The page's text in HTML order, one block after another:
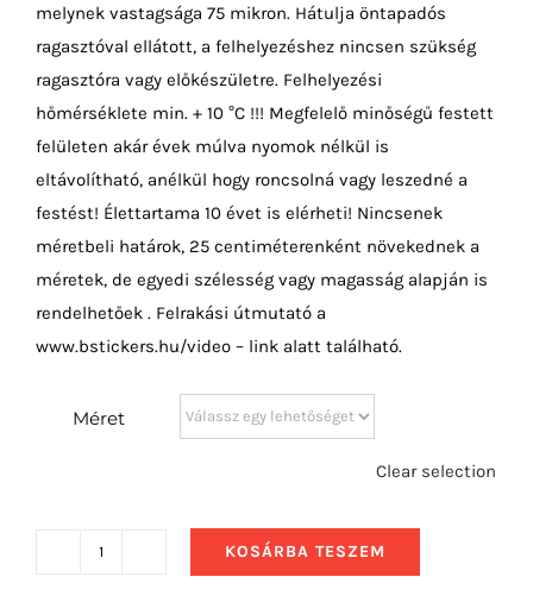
melynek vastagsága 75 mikron. Hátulja öntapadós
ragasztóval ellátott, a felhelyezéshez nincsen szükség
ragasztóra vagy előkészületre. Felhelyezési
hőmérséklete min. + 10 °C !!! Megfelelő minőségű festett
felületen akár évek múlva nyomok nélkül is
eltávolítható, anélkül hogy roncsolná vagy leszedné a
festést! Élettartama 10 évet is elérheti! Nincsenek
méretbeli határok, 25 centiméterenként növekednek a
méretek, de egyedi szélesség vagy magasság alapján is
rendelhetőek . Felrakási útmutató a
www.bstickers.hu/video – link alatt található.
Méret
Clear selection
KOSÁRBA TESZEM